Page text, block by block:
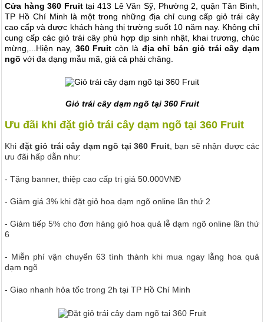
Cửa hàng 360 Fruittại 413 Lê Văn Sỹ, Phường 2, quận Tân Bình,
TP Hồ Chí Minh là một trong những địa chỉ cung cấp giỏ trái cây
cao cấp và được khách hàng thị trường suốt 10 năm nay. Không chỉ
cung cấp các giỏ trái cây phù hợp dịp sinh nhật, khai trương, chúc
mừng,...Hiện nay, 360 Fruit còn là địa chỉ bán giỏ trái cây dạm
ngõ với đa dạng mẫu mã, giá cả phải chăng.
Giỏ trái cây dạm ngõ tại 360 Fruit
Ưu đãi khi đặt giỏ trái cây dạm ngõ tại 360 Fruit
Khi đặt giỏ trái cây dạm ngõ tại 360 Fruit, bạn sẽ nhận được các
ưu đãi hấp dẫn như:
- Tặng banner, thiệp cao cấp trị giá 50.000VNĐ
- Giảm giá 3% khi đặt giỏ hoa dạm ngõ online lần thứ 2
- Giảm tiếp 5% cho đơn hàng giỏ hoa quả lễ dạm ngõ online lần thứ
6
- Miễn phí vận chuyển 63 tình thành khi mua ngay lẵng hoa quả
dạm ngõ
- Giao nhanh hỏa tốc trong 2h tại TP Hồ Chí Minh